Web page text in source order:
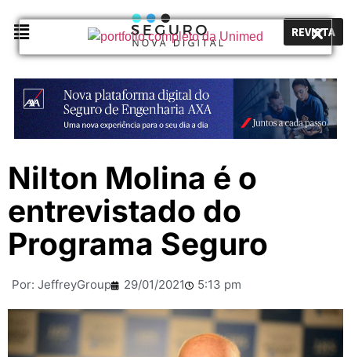
REVISTA
Nilton Molina é o
entrevistado do
Programa Seguro
Por: JeffreyGroup 29/01/2021 5:13 pm